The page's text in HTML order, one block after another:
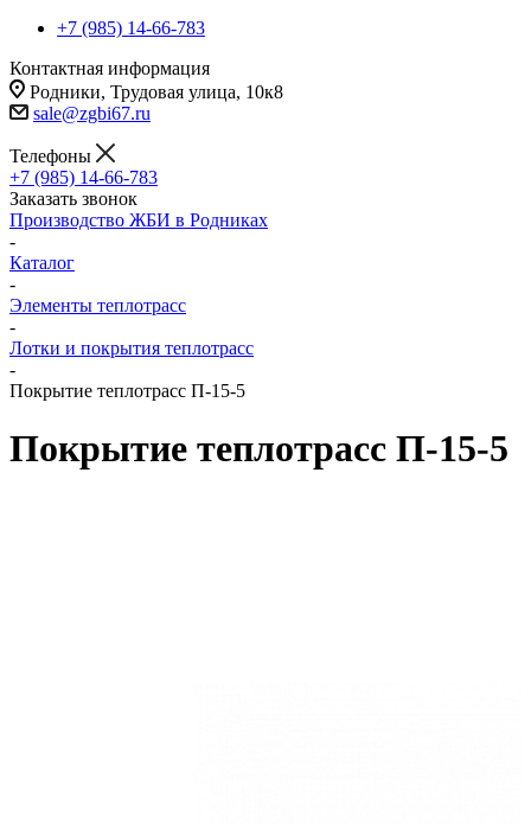
+7 (985) 14-66-783
Контактная информация
Родники, Трудовая улица, 10к8
sale@zgbi67.ru
Телефоны
+7 (985) 14-66-783
Заказать звонок
Производство ЖБИ в Родниках
-
Каталог
-
Элементы теплотрасс
-
Лотки и покрытия теплотрасс
-
Покрытие теплотрасс П-15-5
Покрытие теплотрасс П-15-5